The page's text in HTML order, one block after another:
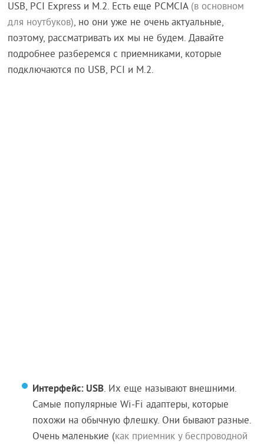
USB, PCI Express и M.2. Есть еще PCMCIA (в основном
для ноутбуков), но они уже не очень актуальные,
поэтому, рассматривать их мы не будем. Давайте
подробнее разберемся с приемниками, которые
подключаются по USB, PCI и M.2.
Интерфейс: USB. Их еще называют внешними.
Самые популярные Wi-Fi адаптеры, которые
похожи на обычную флешку. Они бывают разные.
Очень маленькие (как приемник у беспроводной